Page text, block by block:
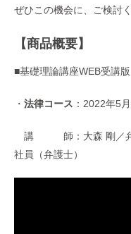
ぜひこの機会に、ご検討
【商品概要】
■基礎理論講座WEB受講版
・ 法律コース ：2022年5
講 師：大森 剛／弁護
社員（弁護士）